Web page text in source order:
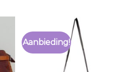
Aanbieding!